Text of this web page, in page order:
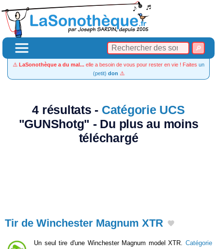
⚠️ LaSonothèque a du mal... elle a besoin de vous pour rester en vie ! Faites un
(petit) don ⚠️
4 résultats - Catégorie UCS
"GUNShotg" - Du plus au moins
téléchargé
Tir de Winchester Magnum XTR
Un seul tire d'une Winchester Magnum model XTR. Catégorie